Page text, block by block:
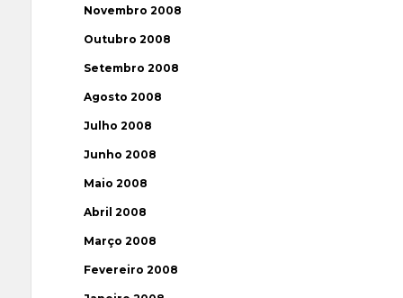
Novembro 2008
Outubro 2008
Setembro 2008
Agosto 2008
Julho 2008
Junho 2008
Maio 2008
Abril 2008
Março 2008
Fevereiro 2008